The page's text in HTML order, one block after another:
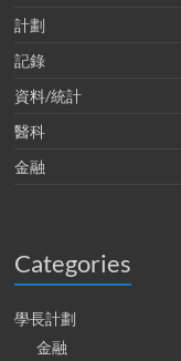
計劃
記錄
資料/統計
醫科
金融
Categories
學長計劃
金融